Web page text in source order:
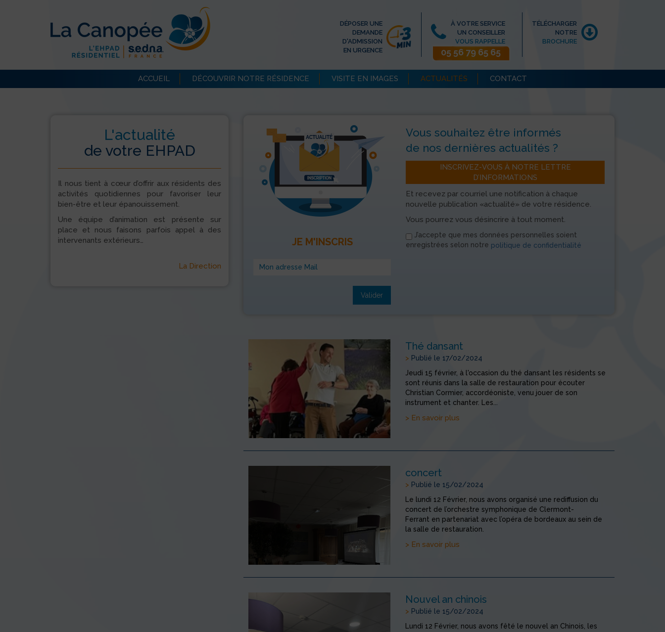
DÉPOSER UNE
DEMANDE
D'ADMISSION
EN URGENCE
À VOTRE SERVICE
UN CONSEILLER
VOUS RAPPELLE
05 56 79 65 65
TÉLÉCHARGER
NOTRE
BROCHURE
ACCUEIL DÉCOUVRIR NOTRE RÉSIDENCE VISITE EN IMAGES ACTUALITÉS CONTACT
L'actualité
de votre EHPAD
Il nous tient à cœur d’offrir aux résidents des
activités quotidiennes pour favoriser leur
bien-être et leur épanouissement.
Une équipe d’animation est présente sur
place et nous faisons parfois appel à des
intervenants extérieurs…
La Direction
Vous souhaitez être informés
de nos dernières actualités ?
INSCRIVEZ-VOUS À NOTRE LETTRE
D’INFORMATIONS
Et recevez par courriel une notification à chaque
nouvelle publication «actualité» de votre résidence.
Vous pourrez vous désincrire à tout moment.
JE M'INSCRIS
Valider
J’accepte que mes données personnelles soient
enregistrées selon notre politique de confidentialité
Thé dansant
> Publié le 17/02/2024
Jeudi 15 février, à l'occasion du thé dansant les résidents se
sont réunis dans la salle de restauration pour écouter
Christian Cormier, accordéoniste, venu jouer de son
instrument et chanter. Les...
> En savoir plus
concert
> Publié le 15/02/2024
Le lundi 12 Février, nous avons organisé une rediffusion du
concert de l’orchestre symphonique de Clermont-
Ferrant en partenariat avec l’opéra de bordeaux au sein de
la salle de restauration.
> En savoir plus
Nouvel an chinois
> Publié le 15/02/2024
Lundi 12 Février, nous avons fêté le nouvel an Chinois, les